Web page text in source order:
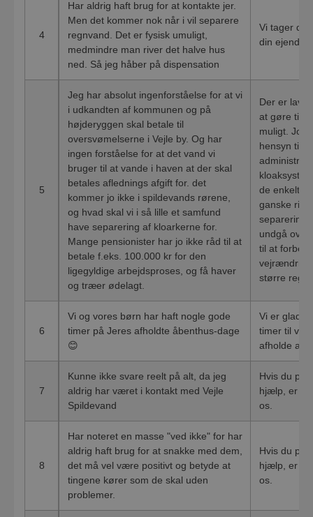
4
Har aldrig haft brug for at kontakte jer.
Men det kommer nok når i vil separere
regnvand. Det er fysisk umuligt,
medmindre man river det halve hus
ned. Så jeg håber på dispensation
Vi tager
din
5
Jeg har absolut ingenforståelse for at vi
i udkandten af kommunen og på
højderyggen skal betale til
oversvømelserne i Vejle by. Og har
ingen forståelse for at det vand vi
bruger til at vande i haven at der skal
betales aflednings afgift for. det
kommer jo ikke i spildevands rørene,
og hvad skal vi i så lille et samfund
have separering af kloarkerne for.
Mange pensionister har jo ikke råd til at
betale f.eks. 100.000 kr for den
ligegyldige arbejdsproses, og få haver
og træer ødelagt.
Der er
at gøre
muligt. Jo
hensyn til,
de enkelte
ganske
separering
undgå
til at
større
6
Vi og vores børn har haft nogle gode
timer på Jeres afholdte åbenthus-dage
😊
Vi er glade
timer til
afholde
7
Kunne ikke svare reelt på alt, da jeg
aldrig har været i kontakt med Vejle
Spildevand
Hvis du på
hjælp, er du
os.
8
Har noteret en masse "ved ikke" for har
aldrig haft brug for at snakke med dem,
det må vel være positivt og betyde at
tingene kører som de skal uden
problemer.
Hvis du på
hjælp, er du
os.